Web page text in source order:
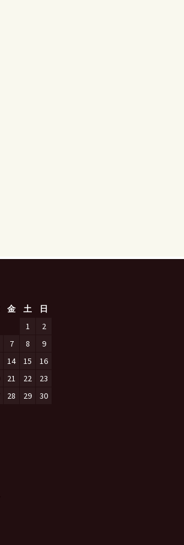
金 土
日
1
2
7 8
9
14 15
16
21 22
23
28 29
30